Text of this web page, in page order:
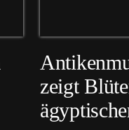
zeigt